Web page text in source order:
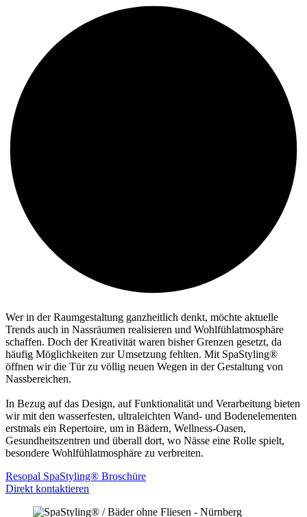
Wer in der Raumgestaltung ganzheitlich denkt, möchte aktuelle
Trends auch in Nassräumen realisieren und Wohlfühlatmosphäre
schaffen. Doch der Kreativität waren bisher Grenzen gesetzt, da
häufig Möglichkeiten zur Umsetzung fehlten. Mit SpaStyling®
öffnen wir die Tür zu völlig neuen Wegen in der Gestaltung von
Nassbereichen.
In Bezug auf das Design, auf Funktionalität und Verarbeitung bieten
wir mit den wasserfesten, ultraleichten Wand- und Bodenelementen
erstmals ein Repertoire, um in Bädern, Wellness-Oasen,
Gesundheitszentren und überall dort, wo Nässe eine Rolle spielt,
besondere Wohlfühlatmosphäre zu verbreiten.
Resopal SpaStyling® Broschüre
Direkt kontaktieren